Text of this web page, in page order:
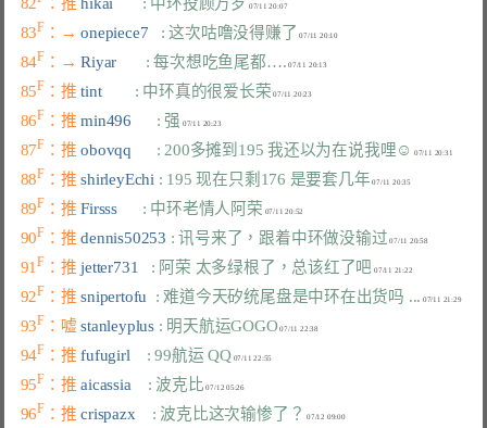
07/11 20:07
83F ：→ onepiece7 : 这次咕噜没得赚了 07/11 20:10
84F ：→ Riyar : 每次想吃鱼尾都…. 07/11 20:13
85F ：推 tint : 中环真的很爱长荣 07/11 20:23
86F ：推 min496 : 强 07/11 20:23
87F ：推 obovqq : 200多摊到195 我还以为在说我哩☺
88F ：推 shirleyEchi : 195 现在只剩176 是要套几年 07/11 20:35
89F ：推 Firsss : 中环老情人阿荣
90F ：推 dennis50253 : 讯号来了，跟着中环做没输过 07/11 20:58
91F ：推 jetter731 : 阿荣 太多绿根了，总该红了吧
92F ：推 snipertofu : 难道今天矽统尾盘是中环在出货吗 ... 07/11 21:29
93F ：嘘 stanleyplus : 明天航运GOGO 07/11 22:38
94F ：推 fufugirl : 99航运 QQ
95F ：推 aicassia : 波克比
96F ：推 crispazx : 波克比这次输惨了？ 07/12 09:00